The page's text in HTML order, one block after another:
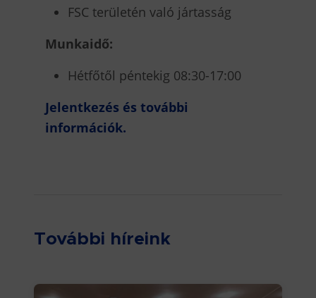
FSC területén való jártasság
Munkaidő:
Hétfőtől péntekig 08:30-17:00
Jelentkezés és további
információk.
További híreink